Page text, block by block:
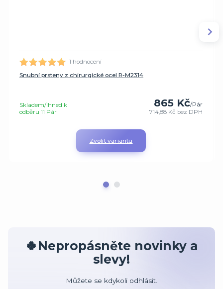
1 hodnocení
Snubní prsteny z chirurgické ocel R-M2314
865 Kč/Pár
714,88 Kč bez DPH
Skladem/Ihned k
odběru 11 Pár
Zvolit variantu
🍀Nepropásněte novinky a
slevy!
Můžete se kdykoli odhlásit.